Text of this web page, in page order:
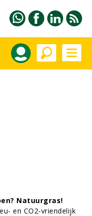
Natuurgras!
en CO2-vriendelijk